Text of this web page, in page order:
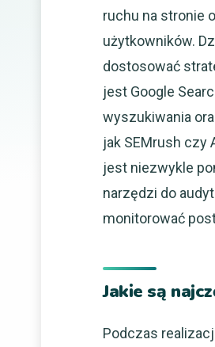
ruchu na stronie
użytkowników.
dostosować
jest Google
wyszukiwania
jak SEMrush czy
jest niezwykle
narzędzi do
monitorować
Jakie są
Podczas